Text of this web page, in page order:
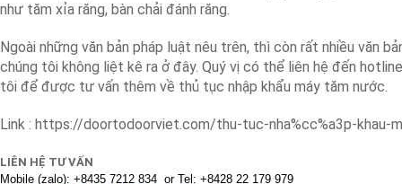
như tăm xỉa răng, bàn chải đánh răng.
Ngoài những văn bản pháp luật nêu trên, thì còn rất nhiều văn
chúng tôi không liệt kê ra ở đây. Quý vị có thể liên hệ đến
tôi để được tư vấn thêm về thủ tục nhập khẩu máy tăm nước.
Link : https://doortodoorviet.com/thu-tuc-nha%cc%a3p-khau-
LIÊN HỆ TƯ VẤN
Mobile (zalo): +8435 7212 834 or Tel: +8428 22 179 979